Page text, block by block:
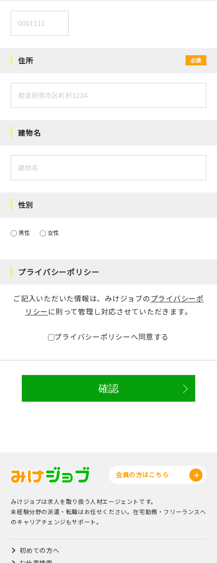
住所 必須
建物名
性別
男性 女性
プライバシーポリシー
ご記入いただいた情報は、みけジョブのプライバシーポ
リシー に則って管理し対応させていただきます。
プライバシーポリシーへ同意する
会員の方はこちら
みけジョブは求人を取り扱う人材エージェントです。
未経験分野の派遣・転職はお任せください。在宅勤務・フリーランスへ
のキャリアチェンジもサポート。
初めての方へ